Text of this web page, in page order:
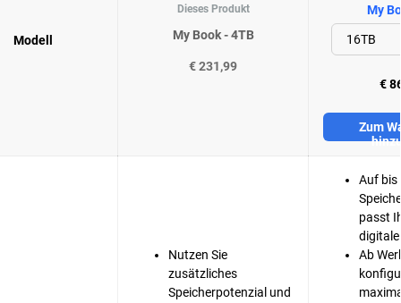
Modell
Dieses Produkt
My Book - 4TB
€ 231,99
My
€
Zum
Nutzen Sie
zusätzliches
Speicherpotenzial und
Auf bis
passt
digitale
Ab